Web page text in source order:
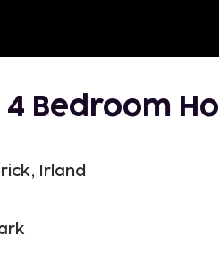
Bedroom
Irland